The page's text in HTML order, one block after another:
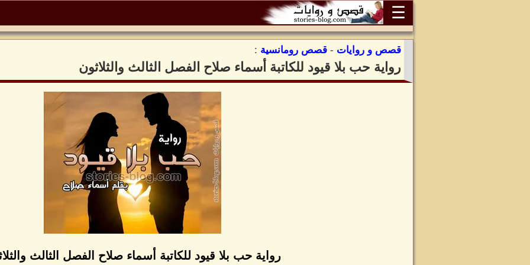
☰
قصص و روايات - قصص رومانسية :
رواية حب بلا قيود للكاتبة أسماء صلاح الفصل الثالث والثلاثون
رواية حب بلا قيود للكاتبة أسماء صلاح الفصل الثالث